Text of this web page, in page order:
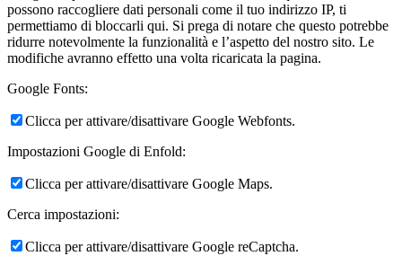
possono raccogliere dati personali come il tuo indirizzo IP, ti
permettiamo di bloccarli qui. Si prega di notare che questo potrebbe
ridurre notevolmente la funzionalità e l’aspetto del nostro sito. Le
modifiche avranno effetto una volta ricaricata la pagina.
Google Fonts:
Clicca per attivare/disattivare Google Webfonts.
Impostazioni Google di Enfold:
Clicca per attivare/disattivare Google Maps.
Cerca impostazioni:
Clicca per attivare/disattivare Google reCaptcha.